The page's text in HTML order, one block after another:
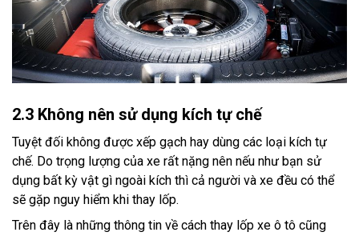
2.3 Không nên sử dụng kích tự chế
Tuyệt đối không được xếp gạch hay dùng các loại kích tự
chế. Do trọng lượng của xe rất nặng nên nếu như bạn sử
dụng bất kỳ vật gì ngoài kích thì cả người và xe đều có thể
sẽ gặp nguy hiểm khi thay lốp.
Trên đây là những thông tin về cách thay lốp xe ô tô cũng